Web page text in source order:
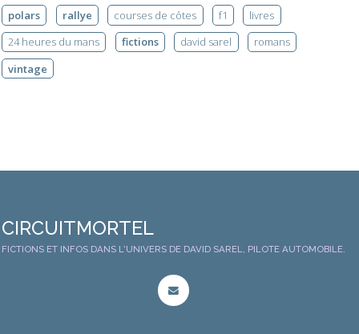
polars rallye courses de côtes f1
livres
24 heures du mans
fictions david sarel
romans
vintage
CIRCUITMORTEL
FICTIONS ET INFOS DANS L'UNIVERS DE DAVID SAREL, PILOTE AUTOMOBILE.